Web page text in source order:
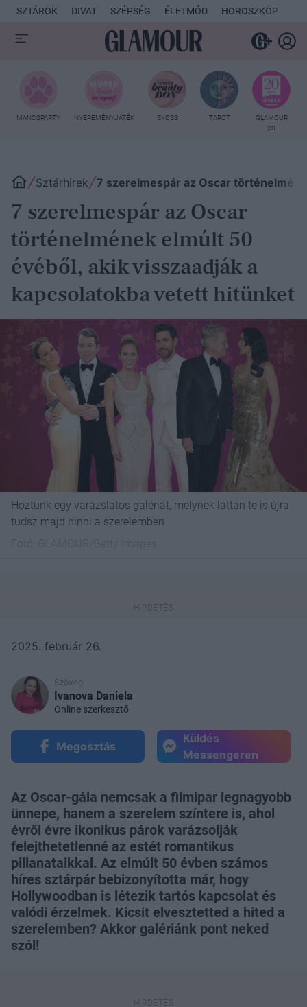
SZTÁROK DIVAT SZÉPSÉG ÉLETMÓD HOROSZKÓP
MANCSPARTY NYEREMÉNYJÁTÉK SYOSS TAROT
GLAMOUR
20
Sztárhírek 7 szerelmespár az Oscar
7 szerelmespár az Oscar
történelmének elmúlt 50
évéből, akik visszaadják a
kapcsolatokba vetett hitünket
Hoztunk egy varázslatos galériát, melynek láttán te is újra
tudsz majd hinni a szerelemben
2025. február 26.
Szöveg:
Ivanova Daniela
Online szerkesztő
Megosztás
Küldés
Messengeren
Az Oscar-gála nemcsak a filmipar legnagyobb
ünnepe, hanem a szerelem színtere is, ahol
évről évre ikonikus párok varázsolják
felejthetetlenné az estét romantikus
pillanataikkal. Az elmúlt 50 évben számos
híres sztárpár bebizonyította már, hogy
Hollywoodban is létezik tartós kapcsolat és
valódi érzelmek. Kicsit elvesztetted a hited a
szerelemben? Akkor galériánk pont neked
szól!